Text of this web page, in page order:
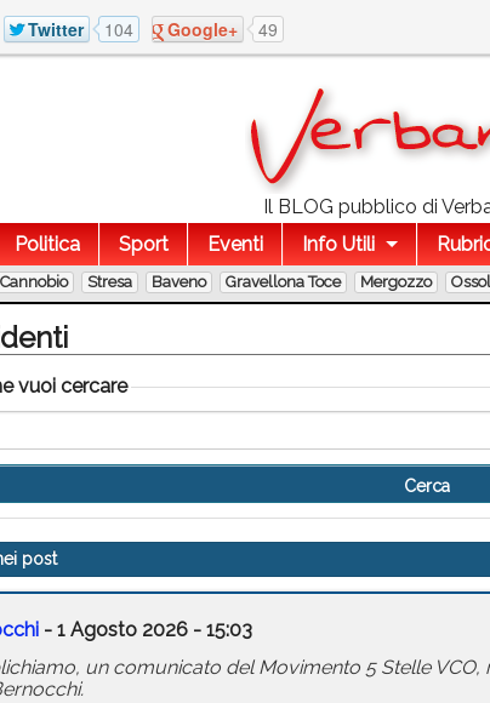
Twitter 104 Google+ 49
Il BLOG pubblico di
Politica Sport Eventi Info Utili
Cannobio Stresa Baveno Gravellona Toce Mergozzo
vuoi cercare
post
- 1 Agosto 2026 - 15:03
un comunicato del Movimento 5 Stelle